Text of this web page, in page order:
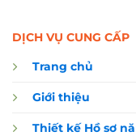
DỊCH VỤ CUNG CẤP
Trang chủ
Giới thiệu
Thiết kế Hồ sơ